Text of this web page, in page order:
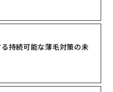
持続可能な薄毛対策の未